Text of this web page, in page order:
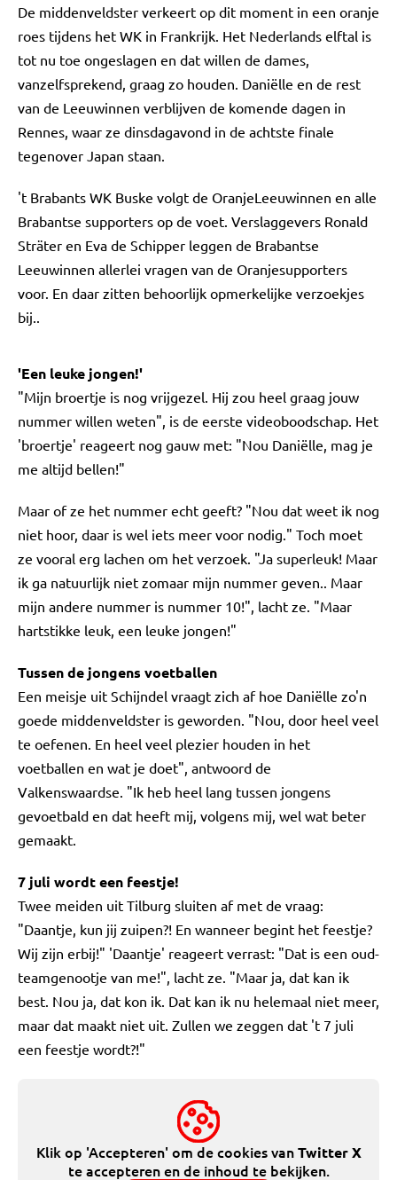
De middenveldster verkeert op dit moment in een oranje
roes tijdens het WK in Frankrijk. Het Nederlands elftal is
tot nu toe ongeslagen en dat willen de dames,
vanzelfsprekend, graag zo houden. Daniëlle en de rest
van de Leeuwinnen verblijven de komende dagen in
Rennes, waar ze dinsdagavond in de achtste finale
tegenover Japan staan.
't Brabants WK Buske volgt de OranjeLeeuwinnen en alle
Brabantse supporters op de voet. Verslaggevers Ronald
Sträter en Eva de Schipper leggen de Brabantse
Leeuwinnen allerlei vragen van de Oranjesupporters
voor. En daar zitten behoorlijk opmerkelijke verzoekjes
bij..
'Een leuke jongen!'
"Mijn broertje is nog vrijgezel. Hij zou heel graag jouw
nummer willen weten", is de eerste videoboodschap. Het
'broertje' reageert nog gauw met: "Nou Daniëlle, mag je
me altijd bellen!"
Maar of ze het nummer echt geeft? "Nou dat weet ik nog
niet hoor, daar is wel iets meer voor nodig." Toch moet
ze vooral erg lachen om het verzoek. "Ja superleuk! Maar
ik ga natuurlijk niet zomaar mijn nummer geven.. Maar
mijn andere nummer is nummer 10!", lacht ze. "Maar
hartstikke leuk, een leuke jongen!"
Tussen de jongens voetballen
Een meisje uit Schijndel vraagt zich af hoe Daniëlle zo'n
goede middenveldster is geworden. "Nou, door heel veel
te oefenen. En heel veel plezier houden in het
voetballen en wat je doet", antwoord de
Valkenswaardse. "Ik heb heel lang tussen jongens
gevoetbald en dat heeft mij, volgens mij, wel wat beter
gemaakt.
7 juli wordt een feestje!
Twee meiden uit Tilburg sluiten af met de vraag:
"Daantje, kun jij zuipen?! En wanneer begint het feestje?
Wij zijn erbij!" 'Daantje' reageert verrast: "Dat is een oud-
teamgenootje van me!", lacht ze. "Maar ja, dat kan ik
best. Nou ja, dat kon ik. Dat kan ik nu helemaal niet meer,
maar dat maakt niet uit. Zullen we zeggen dat 't 7 juli
een feestje wordt?!"
Klik op 'Accepteren' om de cookies vanTwitter X
te accepteren en de inhoud te bekijken.